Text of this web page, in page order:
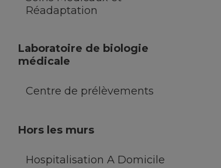
Réadaptation
Laboratoire de biologie
médicale
Centre de prélèvements
Hors les murs
Hospitalisation A Domicile